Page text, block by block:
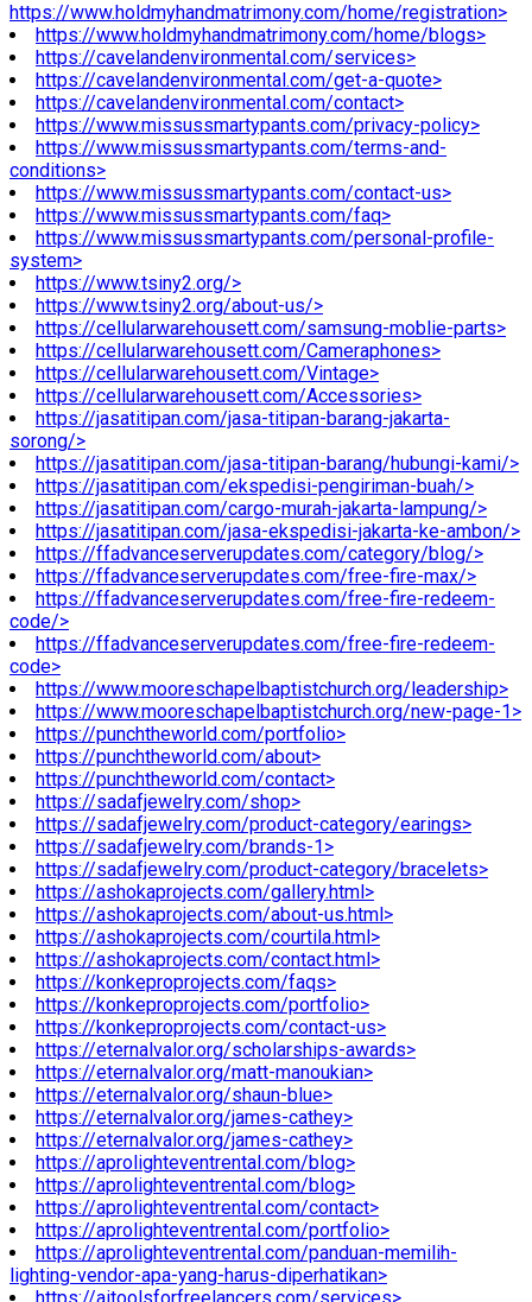
https://www.holdmyhandmatrimony.com/home/registration>
https://www.holdmyhandmatrimony.com/home/blogs>
https://cavelandenvironmental.com/services>
https://cavelandenvironmental.com/get-a-quote>
https://cavelandenvironmental.com/contact>
https://www.missussmartypants.com/privacy-policy>
https://www.missussmartypants.com/terms-and-
conditions>
https://www.missussmartypants.com/contact-us>
https://www.missussmartypants.com/faq>
https://www.missussmartypants.com/personal-profile-
system>
https://www.tsiny2.org/>
https://www.tsiny2.org/about-us/>
https://cellularwarehousett.com/samsung-moblie-parts>
https://cellularwarehousett.com/Cameraphones>
https://cellularwarehousett.com/Vintage>
https://cellularwarehousett.com/Accessories>
https://jasatitipan.com/jasa-titipan-barang-jakarta-
sorong/>
https://jasatitipan.com/jasa-titipan-barang/hubungi-kami/>
https://jasatitipan.com/ekspedisi-pengiriman-buah/>
https://jasatitipan.com/cargo-murah-jakarta-lampung/>
https://jasatitipan.com/jasa-ekspedisi-jakarta-ke-ambon/>
https://ffadvanceserverupdates.com/category/blog/>
https://ffadvanceserverupdates.com/free-fire-max/>
https://ffadvanceserverupdates.com/free-fire-redeem-
code/>
https://ffadvanceserverupdates.com/free-fire-redeem-
code>
https://www.mooreschapelbaptistchurch.org/leadership>
https://www.mooreschapelbaptistchurch.org/new-page-1>
https://punchtheworld.com/portfolio>
https://punchtheworld.com/about>
https://punchtheworld.com/contact>
https://sadafjewelry.com/shop>
https://sadafjewelry.com/product-category/earings>
https://sadafjewelry.com/brands-1>
https://sadafjewelry.com/product-category/bracelets>
https://ashokaprojects.com/gallery.html>
https://ashokaprojects.com/about-us.html>
https://ashokaprojects.com/courtila.html>
https://ashokaprojects.com/contact.html>
https://konkeproprojects.com/faqs>
https://konkeproprojects.com/portfolio>
https://konkeproprojects.com/contact-us>
https://eternalvalor.org/scholarships-awards>
https://eternalvalor.org/matt-manoukian>
https://eternalvalor.org/shaun-blue>
https://eternalvalor.org/james-cathey>
https://eternalvalor.org/james-cathey>
https://aprolighteventrental.com/blog>
https://aprolighteventrental.com/blog>
https://aprolighteventrental.com/contact>
https://aprolighteventrental.com/portfolio>
https://aprolighteventrental.com/panduan-memilih-
lighting-vendor-apa-yang-harus-diperhatikan>